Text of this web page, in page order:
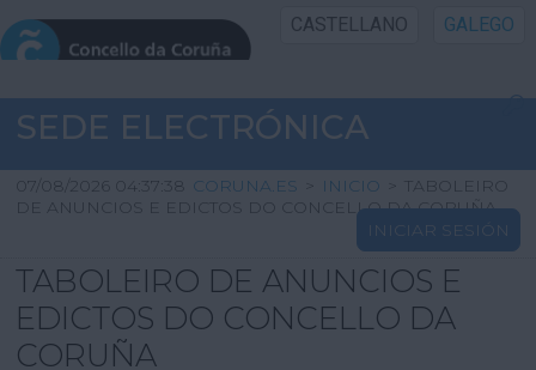
CASTELLANO GALEGO
INICIO SEDE
INICIO
INFORMACIÓN PÚBLICA
CARTAFOL CIDADÁN
SEDE ELECTRÓNICA
07/08/2026 04:37:38 CORUNA.ES > INICIO > TABOLEIRO
DE ANUNCIOS E EDICTOS DO CONCELLO DA CORUÑA
INICIAR SESIÓN
TABOLEIRO DE ANUNCIOS E
EDICTOS DO CONCELLO DA
CORUÑA